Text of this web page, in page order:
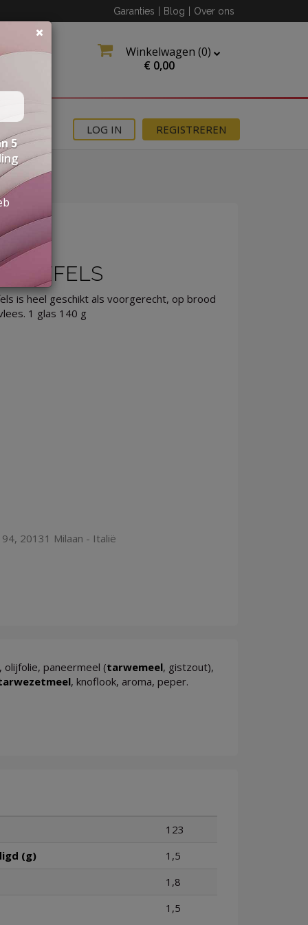
Garanties Blog Over ons
Winkelwagen (0)
€ 0,00
REGISTREREN
LOG IN
is heel geschikt als voorgerecht, op brood
1 glas 140 g
20131 Milaan - Italië
paneermeel (tarwemeel, gistzout),
, knoflook, aroma, peper.
123
(g)
1,5
1,8
1,5
5